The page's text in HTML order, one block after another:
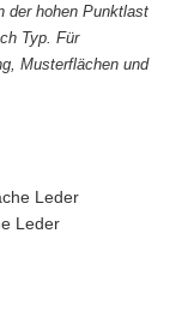
der hohen Punktlast
Typ. Für
Musterflächen und
Leder